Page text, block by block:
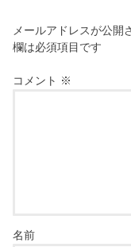
メールアドレスが公開
欄は必須項目です
コメント ※
名前